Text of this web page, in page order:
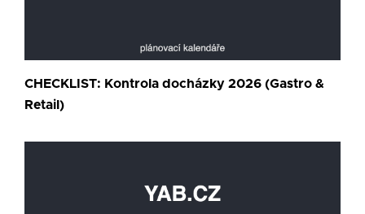
CHECKLIST: Kontrola docházky 2026 (Gastro &
Retail)